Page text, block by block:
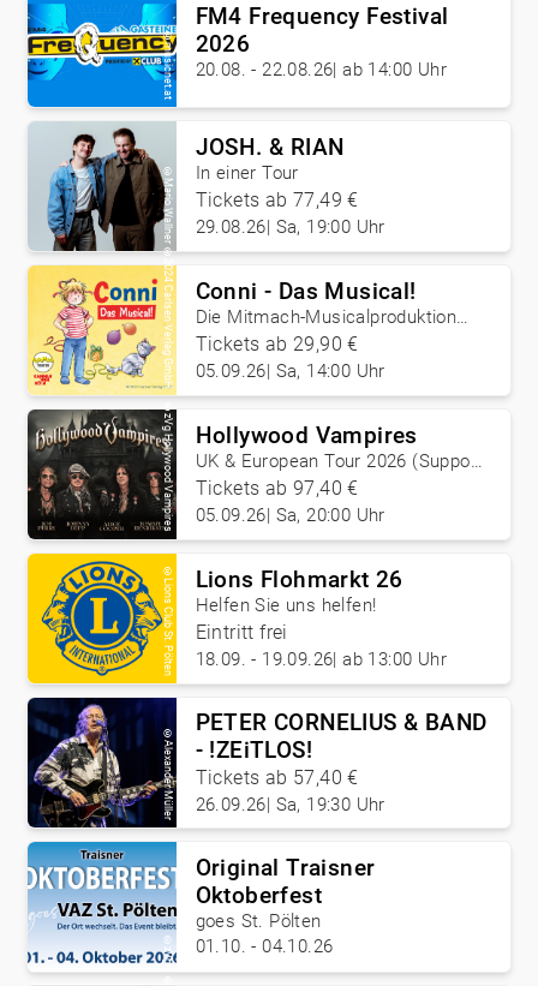
©
musicnet.at 20.08. - 22.08.26 ab 14:00 Uhr
FM4 Frequency Festival
2026
©
Mario Wallner 29.08.26 Sa, 19:00 Uhr
JOSH. & RIAN
In einer Tour
Tickets ab 77,49 €
©
2024 Carlsen Verlag GmbH 05.09.26 Sa, 14:00 Uhr
Conni - Das Musical!
Die Mitmach-Musicalproduktion
von Cocomico!
Tickets ab 29,90 €
©
zVg Hollywood Vampires 05.09.26 Sa, 20:00 Uhr
Hollywood Vampires
UK & European Tour 2026 (Support:
Cassyette)
Tickets ab 97,40 €
©
Lions Club St. Pölten 18.09. - 19.09.26 ab 13:00 Uhr
Lions Flohmarkt 26
Helfen Sie uns helfen!
Eintritt frei
©
Alexander Müller 26.09.26 Sa, 19:30 Uhr
PETER CORNELIUS & BAND
- !ZEiTLOS!
Tickets ab 57,40 €
©
zVg 01.10. - 04.10.26
Original Traisner
Oktoberfest
goes St. Pölten